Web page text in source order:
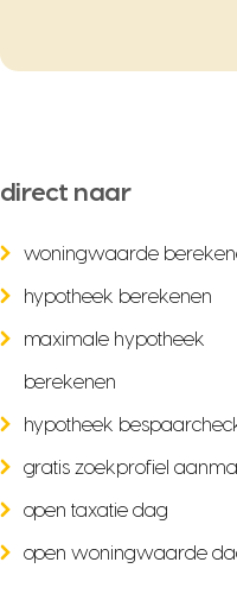
direct naar
woningwaarde
hypotheek berekenen
maximale hypotheek
berekenen
hypotheek
gratis zoekprofiel
open taxatie dag
open woningwaarde